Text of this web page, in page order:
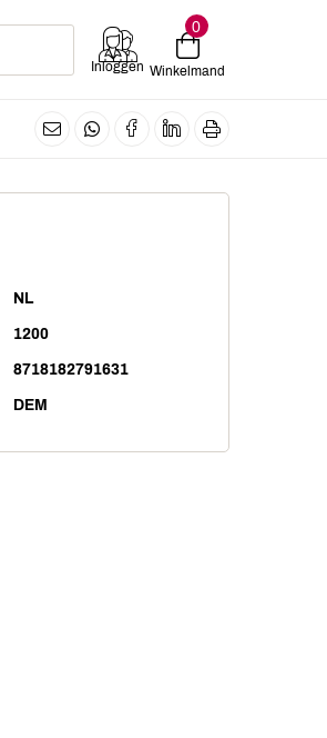
Inloggen
0
Winkelmand
NL
1200
8718182791631
DEM